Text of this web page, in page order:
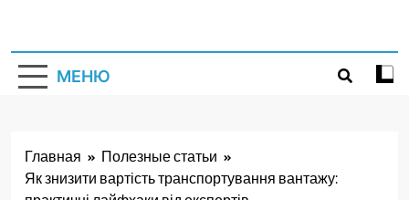
МЕНЮ
Главная
Полезные статьи
Як знизити вартість транспортування вантажу: